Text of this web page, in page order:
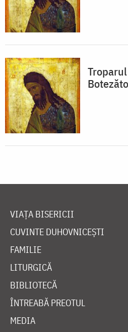
VIAȚA BISERICII
CUVINTE DUHOVNICEȘTI
FAMILIE
LITURGICĂ
BIBLIOTECĂ
ÎNTREABĂ PREOTUL
MEDIA